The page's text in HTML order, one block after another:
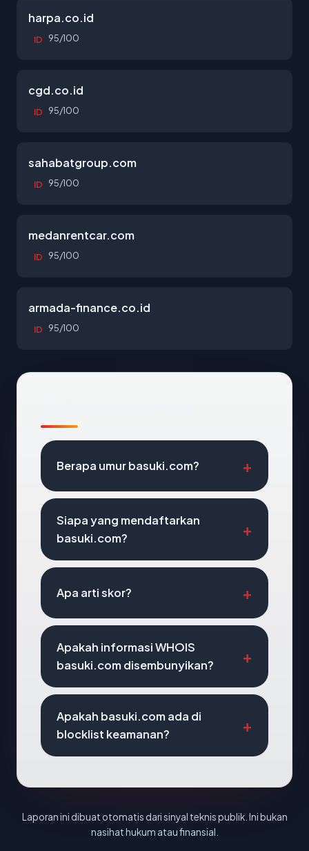
harpa.co.id
ID 95/100
cgd.co.id
ID 95/100
sahabatgroup.com
ID 95/100
medanrentcar.com
ID 95/100
armada-finance.co.id
ID 95/100
Berapa umur basuki.com?
Siapa yang mendaftarkan
basuki.com?
Apa arti skor?
Apakah informasi WHOIS
basuki.com disembunyikan?
Apakah basuki.com ada di
blocklist keamanan?
Laporan ini dibuat otomatis dari sinyal teknis publik. Ini bukan
nasihat hukum atau finansial.